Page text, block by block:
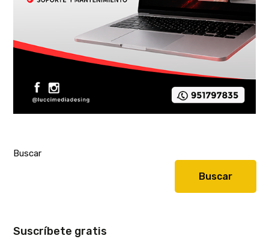
Buscar
Buscar
Suscríbete gratis